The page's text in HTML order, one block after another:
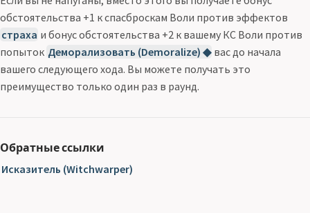
обстоятельства +1 к спасброскам Воли против эффектов
страха и бонус обстоятельства +2 к вашему КС Воли против
попыток Деморализовать (Demoralize) ◆ вас до начала
вашего следующего хода. Вы можете получать это
преимущество только один раз в раунд.
Обратные ссылки
Исказитель (Witchwarper)